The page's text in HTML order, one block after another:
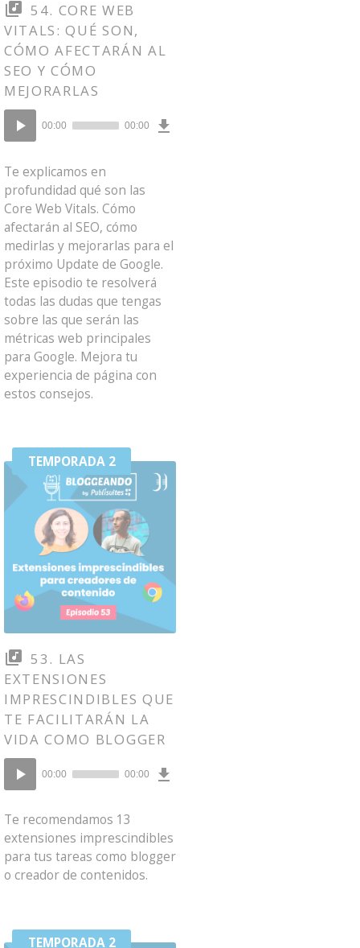
54. CORE WEB
VITALS: QUÉ SON,
CÓMO AFECTARÁN AL
SEO Y CÓMO
MEJORARLAS
Reproductor
de
00:00 00:00
Te explicamos en
profundidad qué son las
Core Web Vitals. Cómo
afectarán al SEO, cómo
medirlas y mejorarlas para el
próximo Update de Google.
Este episodio te resolverá
todas las dudas que tengas
sobre las que serán las
métricas web principales
para Google. Mejora tu
experiencia de página con
estos consejos.
TEMPORADA 2
53. LAS
EXTENSIONES
IMPRESCINDIBLES QUE
TE FACILITARÁN LA
VIDA COMO BLOGGER
Reproductor
de
00:00 00:00
Te recomendamos 13
extensiones imprescindibles
para tus tareas como blogger
o creador de contenidos.
TEMPORADA 2